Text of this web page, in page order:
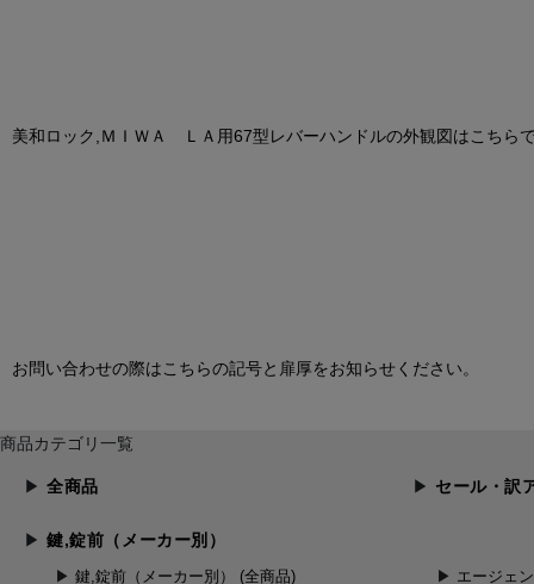
美和ロック,ＭＩＷＡ ＬＡ用67型レバーハンドルの外観図はこちら
お問い合わせの際はこちらの記号と扉厚をお知らせください。
商品カテゴリ一覧
全商品 セール・訳
鍵,錠前（メーカー別）
鍵,錠前（メーカー別） (全商品) エージェ